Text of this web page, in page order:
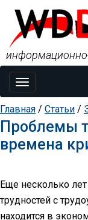
Toggle
navigation
Главная / Статьи /
Проблемы
времена
Еще несколько
трудностей с
находится в